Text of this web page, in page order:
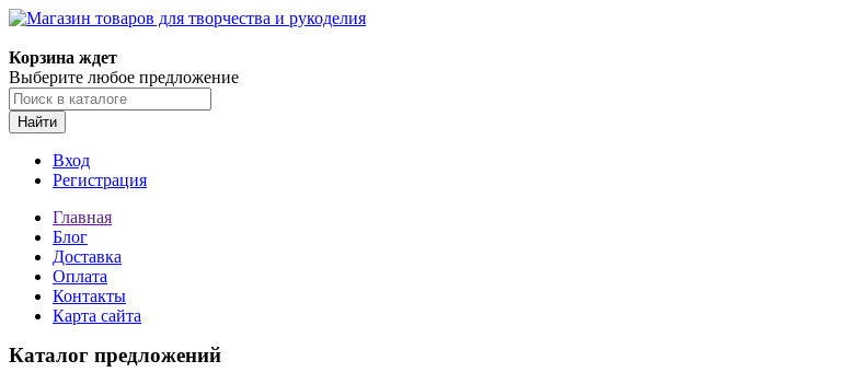
Корзина ждет
Выберите любое предложение
Найти
Вход
Регистрация
Главная
Блог
Доставка
Оплата
Контакты
Карта сайта
Каталог предложений